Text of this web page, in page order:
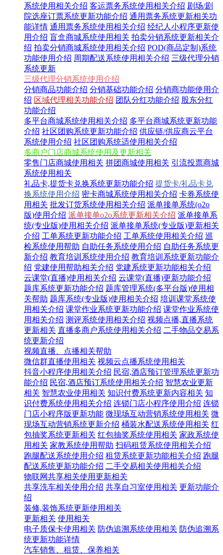
系统使用相关介绍 客运票务系统使用相关介绍 剧场/剧
院选座订票系统更新功能介绍 通用票务系统更新相关功
能详情 通用票务系统使用相关介绍 经纪人小程序更新使
用介绍 盲盒商城系统使用相关 拍卖分销系统更新相关介
绍 拍卖分销商城系统使用相关介绍 POD(商品定制)系统
功能使用介绍 周期配送系统使用相关介绍 三级代理分销
系统更新
三级代理分销系统使用介绍
分销商品功能介绍 分销基础功能介绍 分销商功能使用介
绍 区域代理相关功能介绍 团队分红功能介绍 股东分红
功能介绍
多平台商城系统使用相关介绍 多平台商城系统更新功能
介绍 社区团购系统更新功能介绍 供应链/供应商云平台
系统使用介绍 社区团购系统适使用相关介绍
多商户门店商城系统使用及更新相关
零售门店商城使用相关 拼团商城使用相关 引流投票商城
系统使用相关
礼品卡,提货卡兑换系统更新功能介绍 提货卡/礼品卡兑
换系统使用介绍 密卡商城系统使用相关介绍 卡券系统使
用相关 批发订货系统使用相关介绍 派单接单系统(o2o
版)使用介绍 派单接单o2o系统更新相关介绍 派单接单系
统(专业版)使用相关介绍 派单接单系统(专业版)更新相关
介绍 工单系统更新功能介绍 工单系统使用相关介绍 巡
检系统使用帮助 自助任务系统使用介绍 自助任务系统更
新介绍 教育培训系统使用介绍 教育培训系统更新功能介
绍 党建使用帮助相关介绍 党建系统更新功能相关介绍
云课堂(直播)使用相关介绍 云课堂(直播)更新功能介绍
题库系统更新功能介绍 题库管理系统(多平台版)使用相
关帮助 题库系统(专业版)使用相关介绍 培训课堂系统使
用相关介绍 课堂作业系统更新功能介绍 课堂作业系统使
用相关介绍 测评系统使用相关介绍 视频点播,直播系统
更新相关 直播多商户系统使用相关介绍 二手物品交易系
统更新介绍
视频直播、点播相关帮助
微信群直播使用相关 视频云点播系统使用相关
抖音小程序使用相关介绍 民宿,酒店预订管理系统更新功
能介绍 民宿,酒店预订系统使用相关介绍 智慧农业更新
相关 智慧农业使用相关 知识付费系统更新内容相关 知
识付费系统使用相关介绍 连锁门店小程序使用介绍 连锁
门店小程序版更新功能 微现场互动营销系统使用相关 微
现场互动营销系统更新介绍 桶装水配送系统使用相关 红
包抽奖系统更新相关 红包抽奖系统使用相关 家政系统使
用相关 家教系统使用帮助 扫码租赁系统使用相关介绍
跑腿配送系统使用介绍 租赁系统更新功能相关介绍 跑腿
配送系统更新功能介绍 二手交易相关使用相关介绍
物联网共享相关使用更新相关
共享洗车相关使用介绍 共享自习室使用相关 更新功能介
绍
装修,装饰系统更新使用相关
更新相关 使用相关
电子质保卡使用相关 防伪追溯系统使用相关 防伪追溯系
统更新功能详情
汽车销售、租赁、保养相关